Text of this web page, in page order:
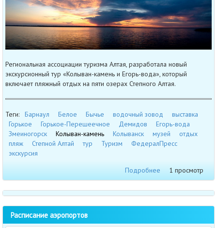
Региональная ассоциации туризма Алтая, разработала новый
экскурсионный тур «Колыван-камень и Егорь-вода», который
включает пляжный отдых на пяти озерах Степного Алтая.
Теги: Барнаул Белое Бычье водочный зовод
выставка
Горькое
Горькое-Перешеечное Демидов
Егорь-вода
Змеиногорск
Колыван-камень Колыванск музей
отдых
пляж
Степной Алтай тур Туризм
ФедералПресс
экскурсия
Подробнее
1 просмотр
Расписание аэропортов